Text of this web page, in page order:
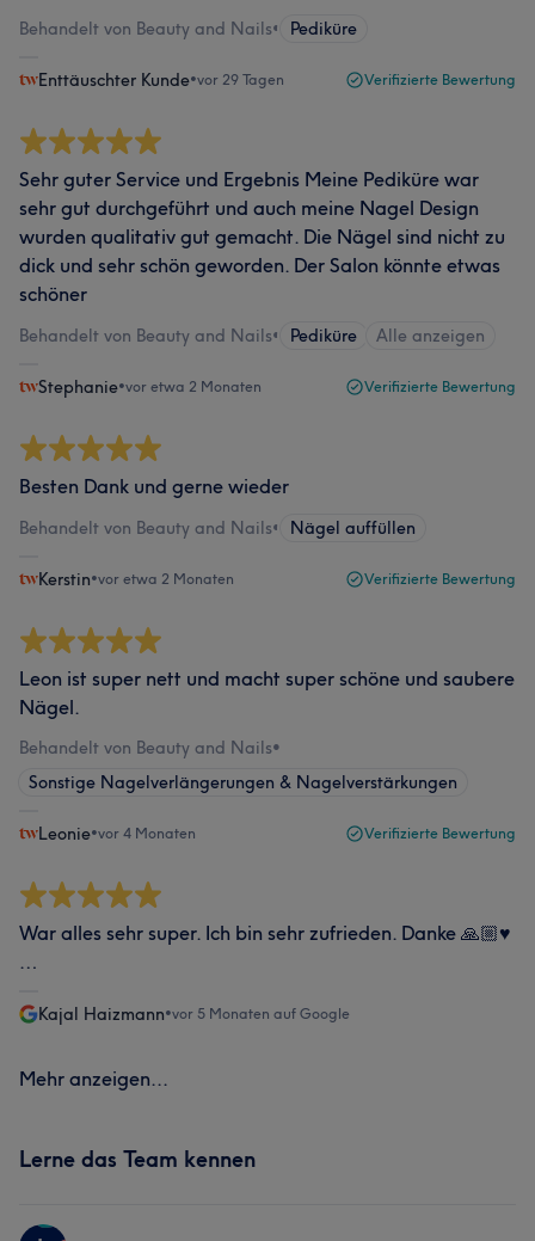
Behandelt von Beauty and Nails• Pediküre
Enttäuschter Kunde•vor 29 Tagen Verifizierte Bewertung
Sehr guter Service und Ergebnis Meine Pediküre war
sehr gut durchgeführt und auch meine Nagel Design
wurden qualitativ gut gemacht. Die Nägel sind nicht zu
dick und sehr schön geworden. Der Salon könnte etwas
schöner
Behandelt von Beauty and Nails• Pediküre Alle anzeigen
Stephanie•vor etwa 2 Monaten Verifizierte Bewertung
Besten Dank und gerne wieder
Behandelt von Beauty and Nails• Nägel auffüllen
Kerstin•vor etwa 2 Monaten Verifizierte Bewertung
Leon ist super nett und macht super schöne und saubere
Nägel.
Behandelt von Beauty and Nails•
Sonstige Nagelverlängerungen & Nagelverstärkungen
Leonie•vor 4 Monaten Verifizierte Bewertung
War alles sehr super. Ich bin sehr zufrieden. Danke 🙏🏼♥️
…
Kajal Haizmann•vor 5 Monaten auf Google
Mehr anzeigen...
Lerne das Team kennen